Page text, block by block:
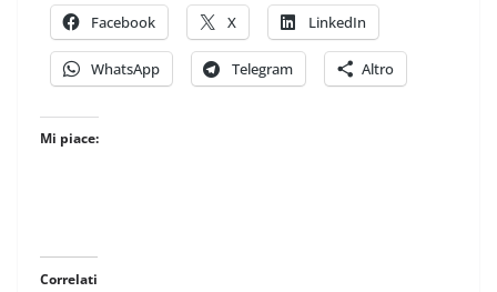
Facebook X LinkedIn
WhatsApp Telegram Altro
Mi piace:
Correlati